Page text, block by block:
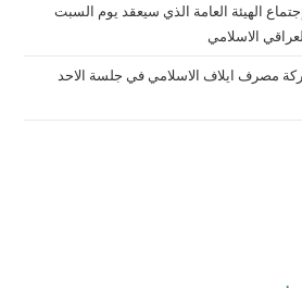
الهيئة العامة الذي سيعقد يوم السبت
مصرف ايلاف الاسلامي في جلسة الاحد